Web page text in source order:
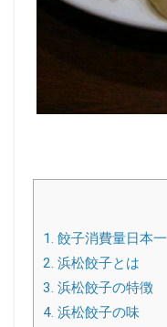
1. 餃子消費量日本一
2. 浜松餃子とは
3. 浜松餃子の特徴
4. 浜松餃子の味